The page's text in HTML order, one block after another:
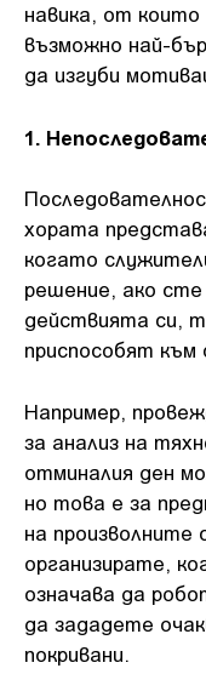
навика, от
възможно най-
да изгуби
1.
хората
когато
решение, ако
действията си,
приспособят
Например,
за анализ на
отминалия ден
но това е за
на произволните
организирате,
означава да
да зададете
покривани.